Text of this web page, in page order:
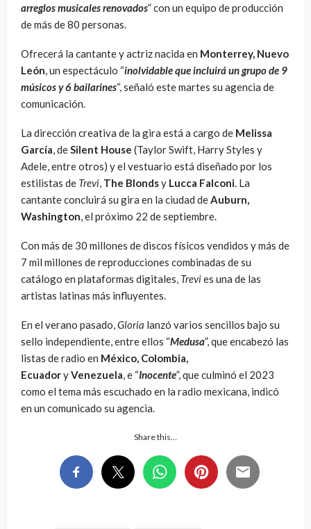
arreglos musicales renovados” con un equipo de producción
de más de 80 personas.
Ofrecerá la cantante y actriz nacida en Monterrey, Nuevo
León, un espectáculo “inolvidable que incluirá un grupo de 9
músicos y 6 bailarines“, señaló este martes su agencia de
comunicación.
La dirección creativa de la gira está a cargo de Melissa
García, deSilent House (Taylor Swift, Harry Styles y
Adele, entre otros) y el vestuario está diseñado por los
estilistas de Trevi, The Blondsy Lucca Falconi. La
cantante concluirá su gira en la ciudad deAuburn,
Washington, el próximo 22 de septiembre.
Con más de 30 millones de discos físicos vendidos y más de
7 mil millones de reproducciones combinadas de su
catálogo en plataformas digitales, Trevies una de las
artistas latinas más influyentes.
En el verano pasado,Gloria lanzó varios sencillos bajo su
sello independiente, entre ellos “Medusa”, que encabezó las
listas de radio en México, Colombia,
EcuadoryVenezuela, e “Inocente”, que culminó el 2023
como el tema más escuchado en la radio mexicana, indicó
en un comunicado su agencia.
Share this…